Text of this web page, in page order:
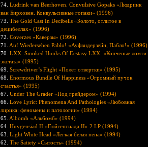
74. Ludrink van Beerhoven. Convulsive Gopaks «Людринк
ван Бирховен. Конвульсивные гопаки» (1996)
73. The Gold Cast In Decibells «Золото, отлитое в
децибеллах» (1996)
72. Coverzes «Каверзы» (1996)
71. Auf Wiedersehen Pablo! «Ауфвидерзейн, Пабло!» (1996)
70. LXX. Smoked Hunks Of Ecstasy LXX. «Копченые ломти
экстаза» (1995)
69. Screwdriver’s Flight «Полет отвертки» (1995)
68. Enormous Bundle Of Happiness «Огромный пучок
счастья» (1995)
67. Under The Grader «Под грейдером» (1994)
66. Love Lyric: Phenomena And Pathologies «Любовная
лирика: феномены и патологии» (1994)
65. Albomb «Альбомб» (1994)
64. Huygensiad II «Гюйгенсиада II» 2 LP (1994)
63. Light White Head «Легкая белая пена» (1994)
62. The Satiety «Сытость» (1994)